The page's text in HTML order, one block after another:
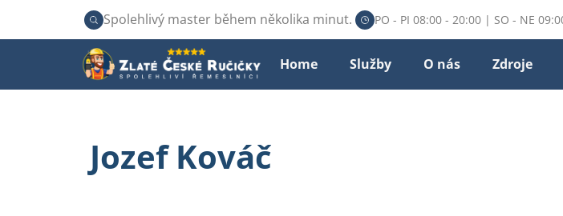
Spolehlivý master během několika minut. PO - PI 08:00 - 20:00 | SO - NE
Home Služby O nás Zdroje
Jozef Kováč